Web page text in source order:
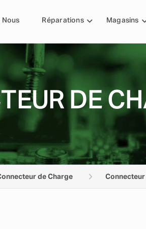
Nous Réparations Magasins
DE
de Charge